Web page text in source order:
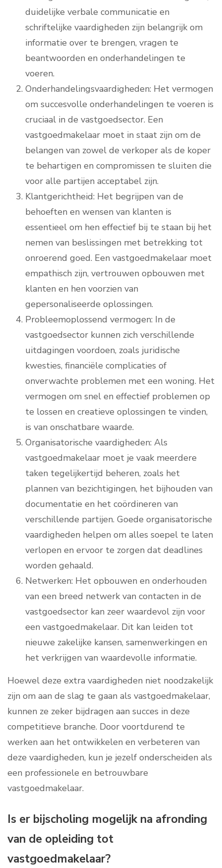
duidelijke verbale communicatie en
schriftelijke vaardigheden zijn belangrijk om
informatie over te brengen, vragen te
beantwoorden en onderhandelingen te
voeren.
Onderhandelingsvaardigheden: Het vermogen
om succesvolle onderhandelingen te voeren is
cruciaal in de vastgoedsector. Een
vastgoedmakelaar moet in staat zijn om de
belangen van zowel de verkoper als de koper
te behartigen en compromissen te sluiten die
voor alle partijen acceptabel zijn.
Klantgerichtheid: Het begrijpen van de
behoeften en wensen van klanten is
essentieel om hen effectief bij te staan bij het
nemen van beslissingen met betrekking tot
onroerend goed. Een vastgoedmakelaar moet
empathisch zijn, vertrouwen opbouwen met
klanten en hen voorzien van
gepersonaliseerde oplossingen.
Probleemoplossend vermogen: In de
vastgoedsector kunnen zich verschillende
uitdagingen voordoen, zoals juridische
kwesties, financiële complicaties of
onverwachte problemen met een woning. Het
vermogen om snel en effectief problemen op
te lossen en creatieve oplossingen te vinden,
is van onschatbare waarde.
Organisatorische vaardigheden: Als
vastgoedmakelaar moet je vaak meerdere
taken tegelijkertijd beheren, zoals het
plannen van bezichtigingen, het bijhouden van
documentatie en het coördineren van
verschillende partijen. Goede organisatorische
vaardigheden helpen om alles soepel te laten
verlopen en ervoor te zorgen dat deadlines
worden gehaald.
Netwerken: Het opbouwen en onderhouden
van een breed netwerk van contacten in de
vastgoedsector kan zeer waardevol zijn voor
een vastgoedmakelaar. Dit kan leiden tot
nieuwe zakelijke kansen, samenwerkingen en
het verkrijgen van waardevolle informatie.
Hoewel deze extra vaardigheden niet noodzakelijk
zijn om aan de slag te gaan als vastgoedmakelaar,
kunnen ze zeker bijdragen aan succes in deze
competitieve branche. Door voortdurend te
werken aan het ontwikkelen en verbeteren van
deze vaardigheden, kun je jezelf onderscheiden als
een professionele en betrouwbare
vastgoedmakelaar.
Is er bijscholing mogelijk na afronding
van de opleiding tot
vastgoedmakelaar?